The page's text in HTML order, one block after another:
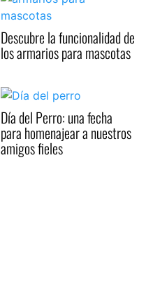
Descubre la funcionalidad de
los armarios para mascotas
Día del Perro: una fecha
para homenajear a nuestros
amigos fieles